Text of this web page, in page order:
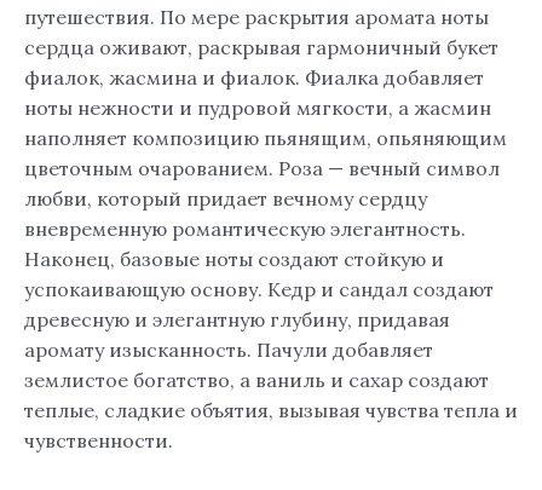
путешествия. По мере раскрытия аромата ноты
сердца оживают, раскрывая гармоничный букет
фиалок, жасмина и фиалок. Фиалка добавляет
ноты нежности и пудровой мягкости, а жасмин
наполняет композицию пьянящим, опьяняющим
цветочным очарованием. Роза — вечный символ
любви, который придает вечному сердцу
вневременную романтическую элегантность.
Наконец, базовые ноты создают стойкую и
успокаивающую основу. Кедр и сандал создают
древесную и элегантную глубину, придавая
аромату изысканность. Пачули добавляет
землистое богатство, а ваниль и сахар создают
теплые, сладкие объятия, вызывая чувства тепла и
чувственности.